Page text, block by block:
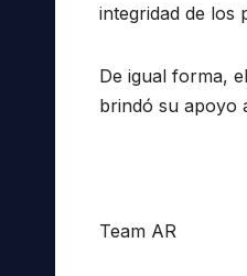
integridad de los
De igual forma,
brindó su apoyo
Team AR